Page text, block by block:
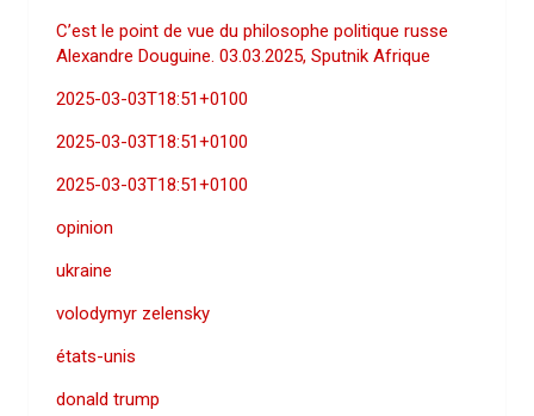
C’est le point de vue du philosophe politique russe
Alexandre Douguine. 03.03.2025, Sputnik Afrique
2025-03-03T18:51+0100
2025-03-03T18:51+0100
2025-03-03T18:51+0100
opinion
ukraine
volodymyr zelensky
états-unis
donald trump